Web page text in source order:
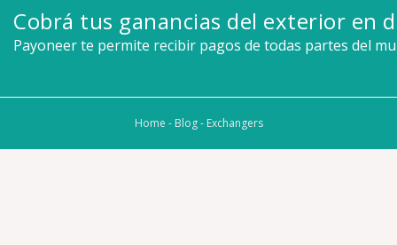
Cobrá tus ganancias del exterior en
Payoneer te permite recibir pagos de todas partes del
Home - Blog- Exchangers